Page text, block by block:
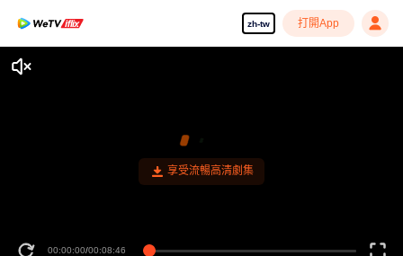
zh-tw 打開App
享受流暢高清劇集
00:00:00/00:08:46